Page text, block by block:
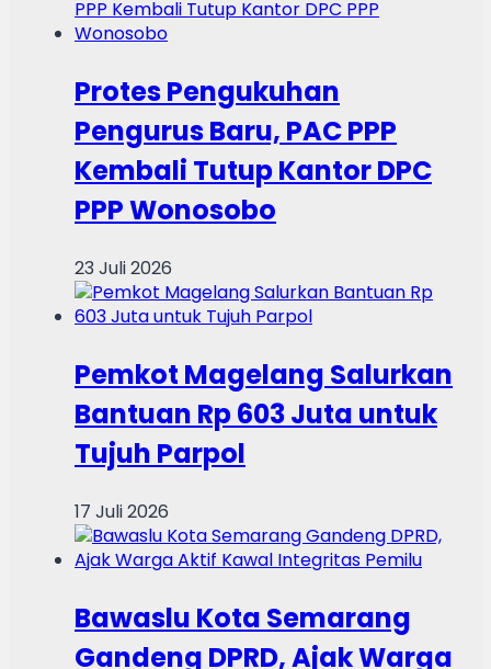
Protes Pengukuhan
Pengurus Baru, PAC PPP
Kembali Tutup Kantor DPC
PPP Wonosobo
23 Juli 2026
Pemkot Magelang Salurkan
Bantuan Rp 603 Juta untuk
Tujuh Parpol
17 Juli 2026
Bawaslu Kota Semarang
Gandeng DPRD, Ajak Warga